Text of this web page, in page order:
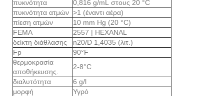
πυκνότητα
0,816 g/mL στους 20 °C
πυκνότητα ατμών >1 (έναντι αέρα)
πίεση ατμών
10 mm Hg (20 °C)
FEMA
2557 | HEXANAL
δείκτη διάθλασης
n20/D 1,4035 (λιτ.)
Fp
90°F
θερμοκρασία
αποθήκευσης.
2-8°C
διαλυτότητα
6 g/l
μορφή
Υγρό